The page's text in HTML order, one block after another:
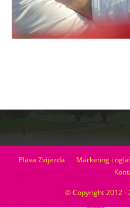
Plava Zvijezda Marketing i
© Copyright 2012 -